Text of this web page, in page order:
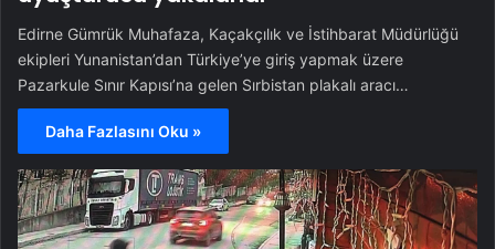
Edirne Gümrük Muhafaza, Kaçakçılık ve İstihbarat Müdürlüğü
ekipleri Yunanistan’dan Türkiye’ye giriş yapmak üzere
Pazarkule Sınır Kapısı’na gelen Sırbistan plakalı aracı…
Daha Fazlasını Oku »